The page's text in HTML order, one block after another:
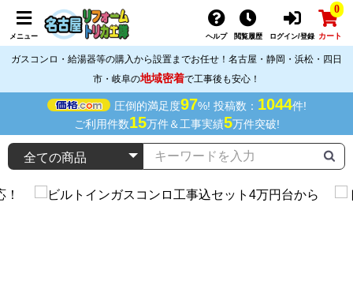
メニュー ヘルプ 閲覧履歴 ログイン/登録
0
カート
ガスコンロ・給湯器等の購入から設置までお任せ！名古屋・静岡・浜松・四日
市・岐阜の地域密着で工事後も安心！
圧倒的満足度97%! 投稿数： 1044件!
ご利用件数15万件＆工事実績5万件突破!